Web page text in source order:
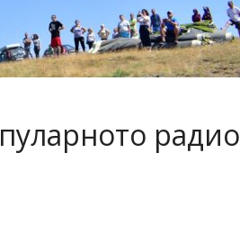
радио